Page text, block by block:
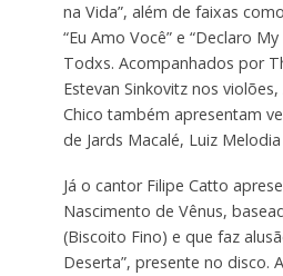
na Vida”, além de faixas
“Eu Amo Você” e “Declaro
Todxs. Acompanhados por
Estevan Sinkovitz nos violões,
Chico também apresentam
de Jards Macalé, Luiz
Já o cantor Filipe Catto
Nascimento de Vênus,
(Biscoito Fino) e que faz
Deserta”, presente no disco.